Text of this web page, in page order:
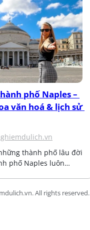
phố Naples –
văn hoá & lịch sử
thành phố lâu đời
phố Naples luôn…
All rights reserved.